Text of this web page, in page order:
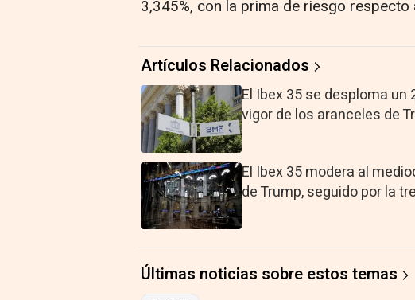
3,345%, con la prima de riesgo
Artículos Relacionados
El Ibex 35 se desploma un
vigor de los aranceles de
El Ibex 35 modera al
de Trump, seguido por la
Últimas noticias sobre estos temas